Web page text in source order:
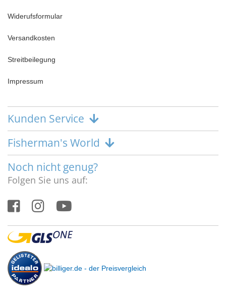
Widerufsformular
Versandkosten
Streitbeilegung
Impressum
Kunden Service
Fisherman's World
Noch nicht genug?
Folgen Sie uns auf: